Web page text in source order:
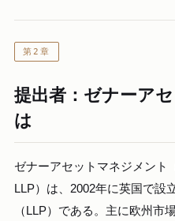
第2章
提出者：ゼナーア
は
ゼナーアセットマネジメント
LLP）は、2002年に英国で設
（LLP）である。主に欧州市